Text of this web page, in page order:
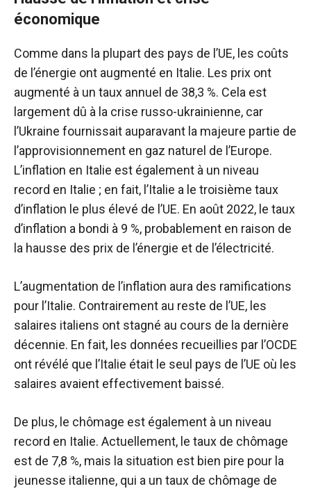
économique
Comme dans la plupart des pays de l’UE, les coûts
de l’énergie ont augmenté en Italie. Les prix ont
augmenté à un taux annuel de 38,3 %. Cela est
largement dû à la crise russo-ukrainienne, car
l’Ukraine fournissait auparavant la majeure partie de
l’approvisionnement en gaz naturel de l’Europe.
L’inflation en Italie est également à un niveau
record en Italie ; en fait, l’Italie a le troisième taux
d’inflation le plus élevé de l’UE. En août 2022, le taux
d’inflation a bondi à 9 %, probablement en raison de
la hausse des prix de l’énergie et de l’électricité.
L’augmentation de l’inflation aura des ramifications
pour l’Italie. Contrairement au reste de l’UE, les
salaires italiens ont stagné au cours de la dernière
décennie. En fait, les données recueillies par l’OCDE
ont révélé que l’Italie était le seul pays de l’UE où les
salaires avaient effectivement baissé.
De plus, le chômage est également à un niveau
record en Italie. Actuellement, le taux de chômage
est de 7,8 %, mais la situation est bien pire pour la
jeunesse italienne, qui a un taux de chômage de